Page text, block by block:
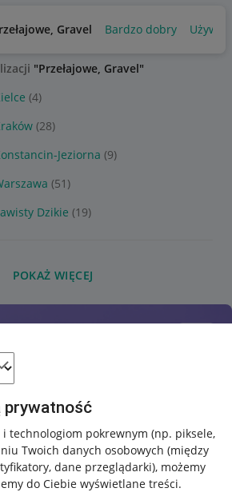
prywatność
i technologiom pokrewnym (np. piksele,
Twoich danych osobowych (między
dane przeglądarki), możemy
do Ciebie wyświetlane treści.
Gravel Bardzo dobry
"Przełajowe, Gravel"
(4)
(28)
Jeziorna (9)
(51)
Dzikie (19)
POKAŻ WIĘCEJ